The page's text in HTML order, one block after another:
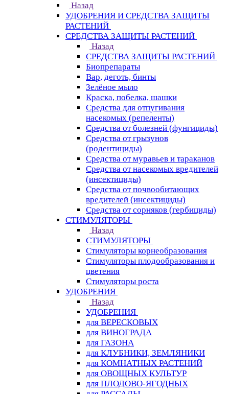
Назад
УДОБРЕНИЯ И СРЕДСТВА ЗАЩИТЫ
РАСТЕНИЙ
СРЕДСТВА ЗАЩИТЫ РАСТЕНИЙ
Назад
СРЕДСТВА ЗАЩИТЫ РАСТЕНИЙ
Биопрепараты
Вар, деготь, бинты
Зелёное мыло
Краска, побелка, шашки
Средства для отпугивания
насекомых (репеленты)
Средства от болезней (фунгициды)
Средства от грызунов
(родентициды)
Средства от муравьев и тараканов
Средства от насекомых вредителей
(инсектициды)
Средства от почвообитающих
вредителей (инсектициды)
Средства от сорняков (гербициды)
СТИМУЛЯТОРЫ
Назад
СТИМУЛЯТОРЫ
Стимуляторы корнеобразования
Стимуляторы плодообразования и
цветения
Стимуляторы роста
УДОБРЕНИЯ
Назад
УДОБРЕНИЯ
для ВЕРЕСКОВЫХ
для ВИНОГРАДА
для ГАЗОНА
для КЛУБНИКИ, ЗЕМЛЯНИКИ
для КОМНАТНЫХ РАСТЕНИЙ
для ОВОЩНЫХ КУЛЬТУР
для ПЛОДОВО-ЯГОДНЫХ